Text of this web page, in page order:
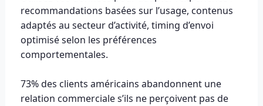
recommandations basées sur l’usage, contenus
adaptés au secteur d’activité, timing d’envoi
optimisé selon les préférences
comportementales.
73% des clients américains abandonnent une
relation commerciale s’ils ne perçoivent pas de